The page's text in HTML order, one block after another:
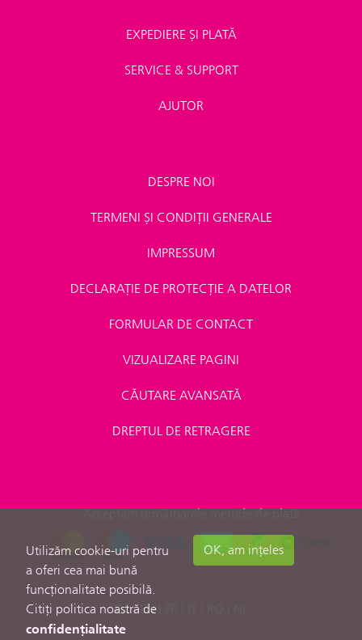
EXPEDIERE ȘI PLATĂ
SERVICE & SUPPORT
AJUTOR
DESPRE NOI
TERMENI ȘI CONDIȚII GENERALE
IMPRESSUM
DECLARAȚIE DE PROTECȚIE A DATELOR
FORMULAR DE CONTACT
VIZUALIZARE PAGINI
CĂUTARE AVANSATĂ
DREPTUL DE RETRAGERE
Acceptăm următoarele metode de plată
DE| EN|
Utilizăm cookie-uri pentru
a oferi cea mai bună
funcționalitate posibilă.
Citiți politica noastră de
confidențialitate
OK, am ințeles